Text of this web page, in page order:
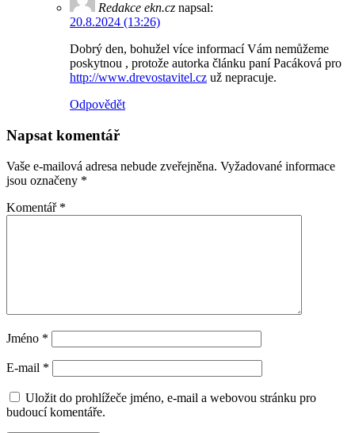
Redakce ekn.cz napsal:
20.8.2024 (13:26)
Dobrý den, bohužel více informací Vám nemůžeme
poskytnou , protože autorka článku paní Pacáková pro
http://www.drevostavitel.cz už nepracuje.
Odpovědět
Napsat komentář
Vaše e-mailová adresa nebude zveřejněna. Vyžadované informace
jsou označeny *
Komentář *
Jméno *
E-mail *
Uložit do prohlížeče jméno, e-mail a webovou stránku pro
budoucí komentáře.